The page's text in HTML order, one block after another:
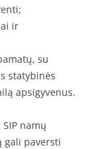
ir
su
statybinės
apsigyvenus.
namų
gali paversti